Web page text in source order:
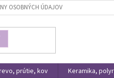
OSOBNÝCH ÚDAJOV
prútie, kov Keramika,